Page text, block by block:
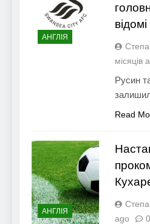
АНГЛІЯ
місяців
Русин
Read
АНГЛІЯ
ago
0